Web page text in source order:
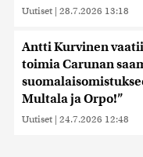
Uutiset | 28.7.2026 13:18
Antti Kurvinen
toimia Carunan
Multala ja Orpo!”
Uutiset | 24.7.2026 12:48